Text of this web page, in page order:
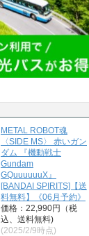
METAL ROBOT魂
〈SIDE MS〉 赤いガン
ダム 『機動戦士
Gundam
GQuuuuuuX』
[BANDAI SPIRITS]【送
料無料】《06月予約》
価格：22,990円（税
込、送料無料)
(2025/2/9時点)